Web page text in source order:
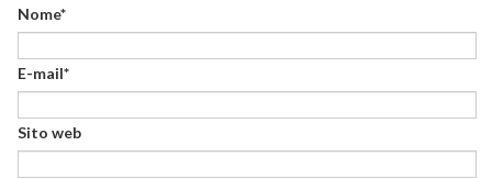
Nome*
E-mail*
Sito web